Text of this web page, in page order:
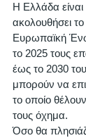
Η Ελλάδα
ακολουθήσει
Ευρωπαϊκή
το 2025 τους
έως το 2030
μπορούν να
το οποίο θέλουν
τους όχημα.
Όσο θα